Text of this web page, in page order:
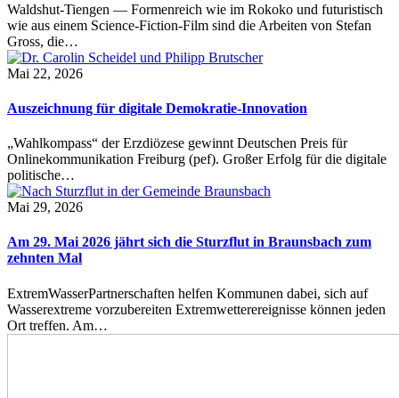
Waldshut-Tiengen — Formenreich wie im Rokoko und futuristisch
wie aus einem Science-Fiction-Film sind die Arbeiten von Stefan
Gross, die…
Mai 22, 2026
Auszeichnung für digitale Demokratie-Innovation
„Wahlkompass“ der Erzdiözese gewinnt Deutschen Preis für
Onlinekommunikation Freiburg (pef). Großer Erfolg für die digitale
politische…
Mai 29, 2026
Am 29. Mai 2026 jährt sich die Sturzflut in Braunsbach zum
zehnten Mal
ExtremWasserPartnerschaften helfen Kommunen dabei, sich auf
Wasserextreme vorzubereiten Extremwetterereignisse können jeden
Ort treffen. Am…